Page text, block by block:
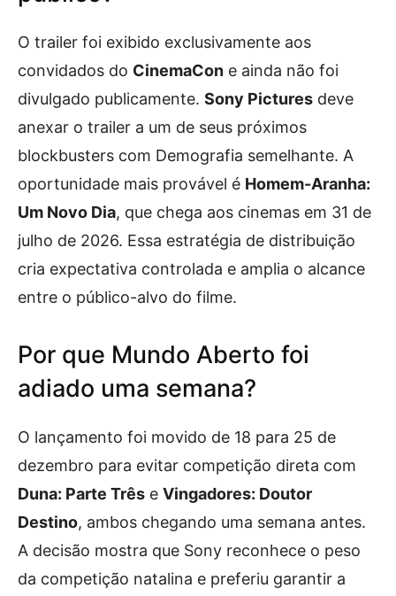
O trailer foi exibido exclusivamente aos
convidados do CinemaCon e ainda não foi
divulgado publicamente. Sony Pictures deve
anexar o trailer a um de seus próximos
blockbusters com Demografia semelhante. A
oportunidade mais provável é Homem-Aranha:
Um Novo Dia, que chega aos cinemas em 31 de
julho de 2026. Essa estratégia de distribuição
cria expectativa controlada e amplia o alcance
entre o público-alvo do filme.
Por que Mundo Aberto foi
adiado uma semana?
O lançamento foi movido de 18 para 25 de
dezembro para evitar competição direta com
Duna: Parte Três e Vingadores: Doutor
Destino, ambos chegando uma semana antes.
A decisão mostra que Sony reconhece o peso
da competição natalina e preferiu garantir a